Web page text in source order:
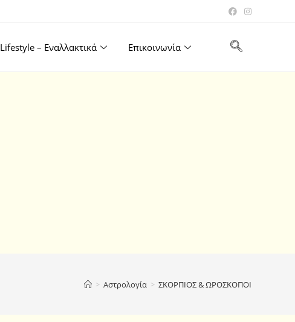
Lifestyle – Εναλλακτικά Επικοινωνία
> Αστρολογία > ΣΚΟΡΠΙΟΣ & ΩΡΟΣΚΟΠΟΙ